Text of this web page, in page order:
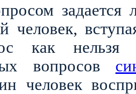
задается
человек,
как нельзя
вопросов
человек